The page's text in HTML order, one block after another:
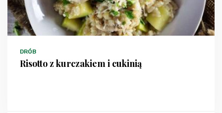
DRÓB
Risotto z kurczakiem i cukinią